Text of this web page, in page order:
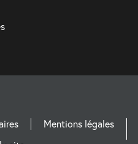
Mentions légales